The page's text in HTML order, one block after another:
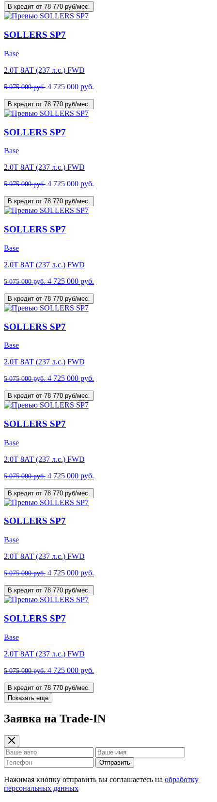
В кредит от 78 770 руб/мес.
SOLLERS SP7
Base
2.0T 8AT (237 л.с.) FWD
5 075 000 руб. 4 725 000 руб.
В кредит от 78 770 руб/мес.
SOLLERS SP7
Base
2.0T 8AT (237 л.с.) FWD
5 075 000 руб. 4 725 000 руб.
В кредит от 78 770 руб/мес.
SOLLERS SP7
Base
2.0T 8AT (237 л.с.) FWD
5 075 000 руб. 4 725 000 руб.
В кредит от 78 770 руб/мес.
SOLLERS SP7
Base
2.0T 8AT (237 л.с.) FWD
5 075 000 руб. 4 725 000 руб.
В кредит от 78 770 руб/мес.
SOLLERS SP7
Base
2.0T 8AT (237 л.с.) FWD
5 075 000 руб. 4 725 000 руб.
В кредит от 78 770 руб/мес.
SOLLERS SP7
Base
2.0T 8AT (237 л.с.) FWD
5 075 000 руб. 4 725 000 руб.
В кредит от 78 770 руб/мес.
SOLLERS SP7
Base
2.0T 8AT (237 л.с.) FWD
5 075 000 руб. 4 725 000 руб.
В кредит от 78 770 руб/мес.
Показать еще
Заявка на Trade-IN
Отправить
Нажимая кнопку отправить вы соглашаетесь на обработку
персональных данных